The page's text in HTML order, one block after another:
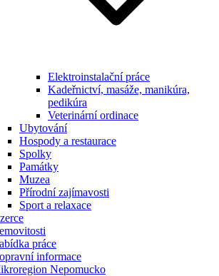
Elektroinstalační práce
Kadeřnictví, masáže, manikúra,
pedikúra
Veterinární ordinace
Ubytování
Hospody a restaurace
Spolky
Památky
Muzea
Přírodní zajímavosti
Sport a relaxace
práce
informace
Nepomucko